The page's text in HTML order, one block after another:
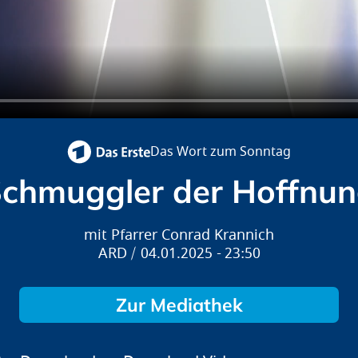
Das Wort zum Sonntag
der
Pfarrer Conrad Krannich
ARD
04.01.2025 23:50
Zur Mediathek